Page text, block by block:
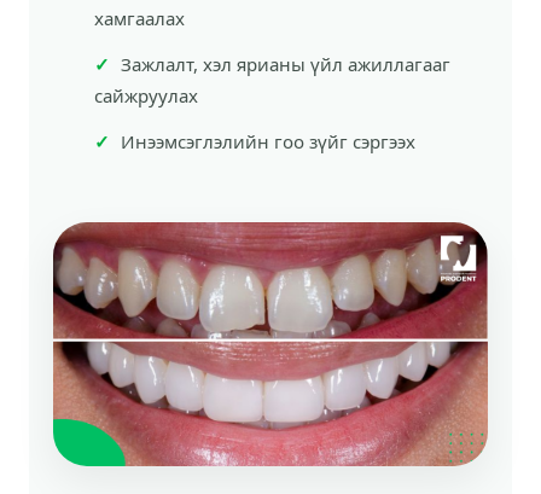
хамгаалах
Зажлалт, хэл ярианы үйл ажиллагааг
сайжруулах
Инээмсэглэлийн гоо зүйг сэргээх